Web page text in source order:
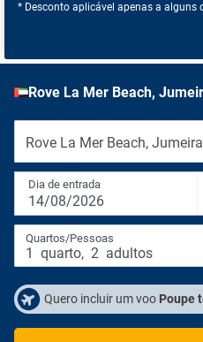
* Desconto aplicável apenas a alguns
Rove La Mer Beach,
Rove La Mer Beach,
Dia de entrada
14/08/2026
Quartos/Pessoas
1 quarto, 2 adultos
Quero incluir um voo Poupe